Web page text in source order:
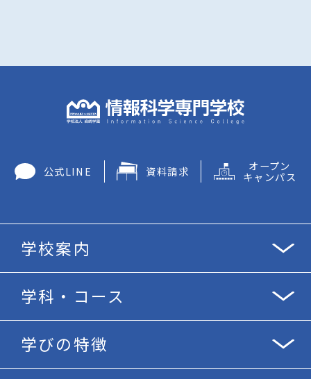
公式LINE 資料請求 オープン
キャンパス
学校案内
学科・コース
学びの特徴